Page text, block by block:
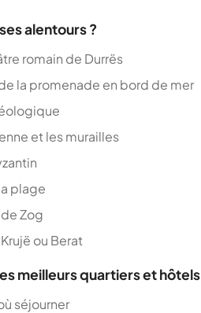
alentours ?
romain de Durrës
la promenade en bord de mer
et les murailles
plage
Zog
ou Berat
meilleurs quartiers et hôtels
séjourner